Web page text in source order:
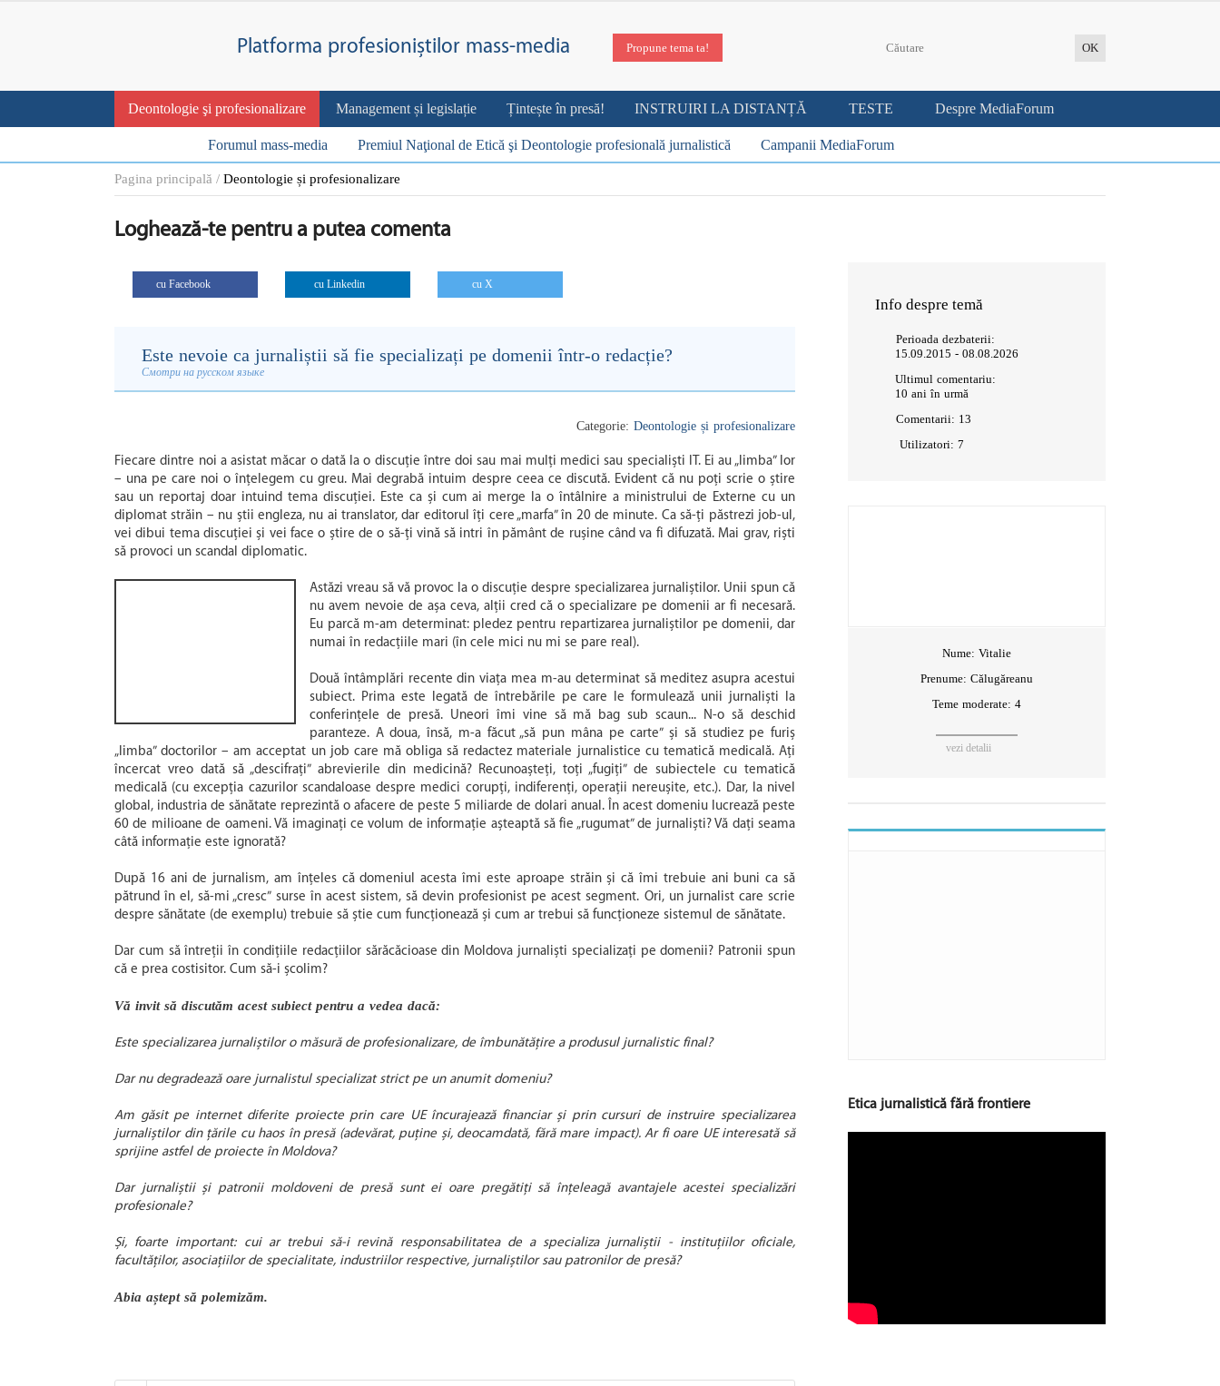
Platforma profesioniștilor mass-media Propune tema ta!
Deontologie şi profesionalizare Management și legislație Țintește în presă! INSTRUIRI LA DISTANȚĂ TESTE Despre MediaForum
Forumul mass-media Premiul Naţional de Etică şi Deontologie profesională jurnalistică Campanii MediaForum
Pagina principală Deontologie și profesionalizare
Loghează-tepentru a putea comenta
cu Facebook cu Linkedin cu X
Info despre temă
Perioada dezbaterii:
15.09.2015 - 08.08.2026
Ultimul comentariu:
10 ani în urmă
Comentarii: 13
Utilizatori: 7
Nume: Vitalie
Prenume: Călugăreanu
Teme moderate: 4
vezi detalii
Etica jurnalistică fără frontiere
Este nevoie ca jurnaliștii să fie specializați pe domenii într-o redacție?
Смотри на русском языке
Categorie: Deontologie și profesionalizare
Fiecare dintre noi a asistat măcar o dată la o discuție între doi sau mai mulți medici sau specialiști IT. Ei au „limba” lor
– una pe care noi o înțelegem cu greu. Mai degrabă intuim despre ceea ce discută. Evident că nu poți scrie o știre
sau un reportaj doar intuind tema discuției. Este ca și cum ai merge la o întâlnire a ministrului de Externe cu un
diplomat străin – nu știi engleza, nu ai translator, dar editorul îți cere „marfa” în 20 de minute. Ca să-ți păstrezi job-ul,
vei dibui tema discuției și vei face o știre de o să-ți vină să intri în pământ de rușine când va fi difuzată. Mai grav, riști
să provoci un scandal diplomatic.
Astăzi vreau să vă provoc la o discuție despre specializarea jurnaliștilor. Unii spun că
nu avem nevoie de așa ceva, alții cred că o specializare pe domenii ar fi necesară.
Eu parcă m-am determinat: pledez pentru repartizarea jurnaliștilor pe domenii, dar
numai în redacțiile mari (în cele mici nu mi se pare real).
Două întâmplări recente din viața mea m-au determinat să meditez asupra acestui
subiect. Prima este legată de întrebările pe care le formulează unii jurnaliști la
conferințele de presă. Uneori îmi vine să mă bag sub scaun... N-o să deschid
paranteze. A doua, însă, m-a făcut „să pun mâna pe carte” și să studiez pe furiș
„limba” doctorilor – am acceptat un job care mă obliga să redactez materiale jurnalistice cu tematică medicală. Ați
încercat vreo dată să „descifrați” abrevierile din medicină? Recunoașteți, toți „fugiți” de subiectele cu tematică
medicală (cu excepția cazurilor scandaloase despre medici corupți, indiferenți, operații nereușite, etc.). Dar, la nivel
global, industria de sănătate reprezintă o afacere de peste 5 miliarde de dolari anual. În acest domeniu lucrează peste
60 de milioane de oameni. Vă imaginați ce volum de informație așteaptă să fie „rugumat” de jurnaliști? Vă dați seama
câtă informație este ignorată?
După 16 ani de jurnalism, am înțeles că domeniul acesta îmi este aproape străin și că îmi trebuie ani buni ca să
pătrund în el, să-mi „cresc” surse în acest sistem, să devin profesionist pe acest segment. Ori, un jurnalist care scrie
despre sănătate (de exemplu) trebuie să știe cum funcționează și cum ar trebui să funcționeze sistemul de sănătate.
Dar cum să întreții în condițiile redacțiilor sărăcăcioase din Moldova jurnaliști specializați pe domenii? Patronii spun
că e prea costisitor. Cum să-i școlim?
Vă invit să discutăm acest subiect pentru a vedea dacă:
Este specializarea jurnaliștilor o măsură de profesionalizare, de îmbunătățire a produsul jurnalistic final?
Dar nu degradează oare jurnalistul specializat strict pe un anumit domeniu?
Am găsit pe internet diferite proiecte prin care UE încurajează financiar și prin cursuri de instruire specializarea
jurnaliștilor din țările cu haos în presă (adevărat, puține și, deocamdată, fără mare impact). Ar fi oare UE interesată să
sprijine astfel de proiecte în Moldova?
Dar jurnaliștii și patronii moldoveni de presă sunt ei oare pregătiți să înțeleagă avantajele acestei specializări
profesionale?
Și, foarte important: cui ar trebui să-i revină responsabilitatea de a specializa jurnaliștii - instituţiilor oficiale,
facultăţilor, asociaţiilor de specialitate, industriilor respective, jurnaliștilor sau patronilor de presă?
Abia aștept să polemizăm.